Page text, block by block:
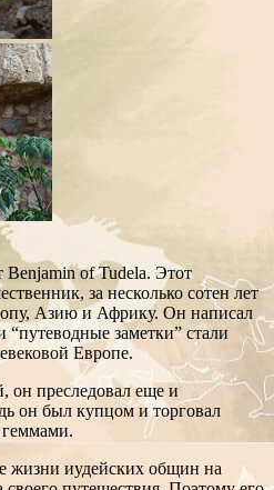
of Tudela. Этот
за несколько сотен лет
Азию и Африку. Он написал
заметки” стали
Европе.
он преследовал еще и
он был купцом и торговал
жизни иудейских общин на